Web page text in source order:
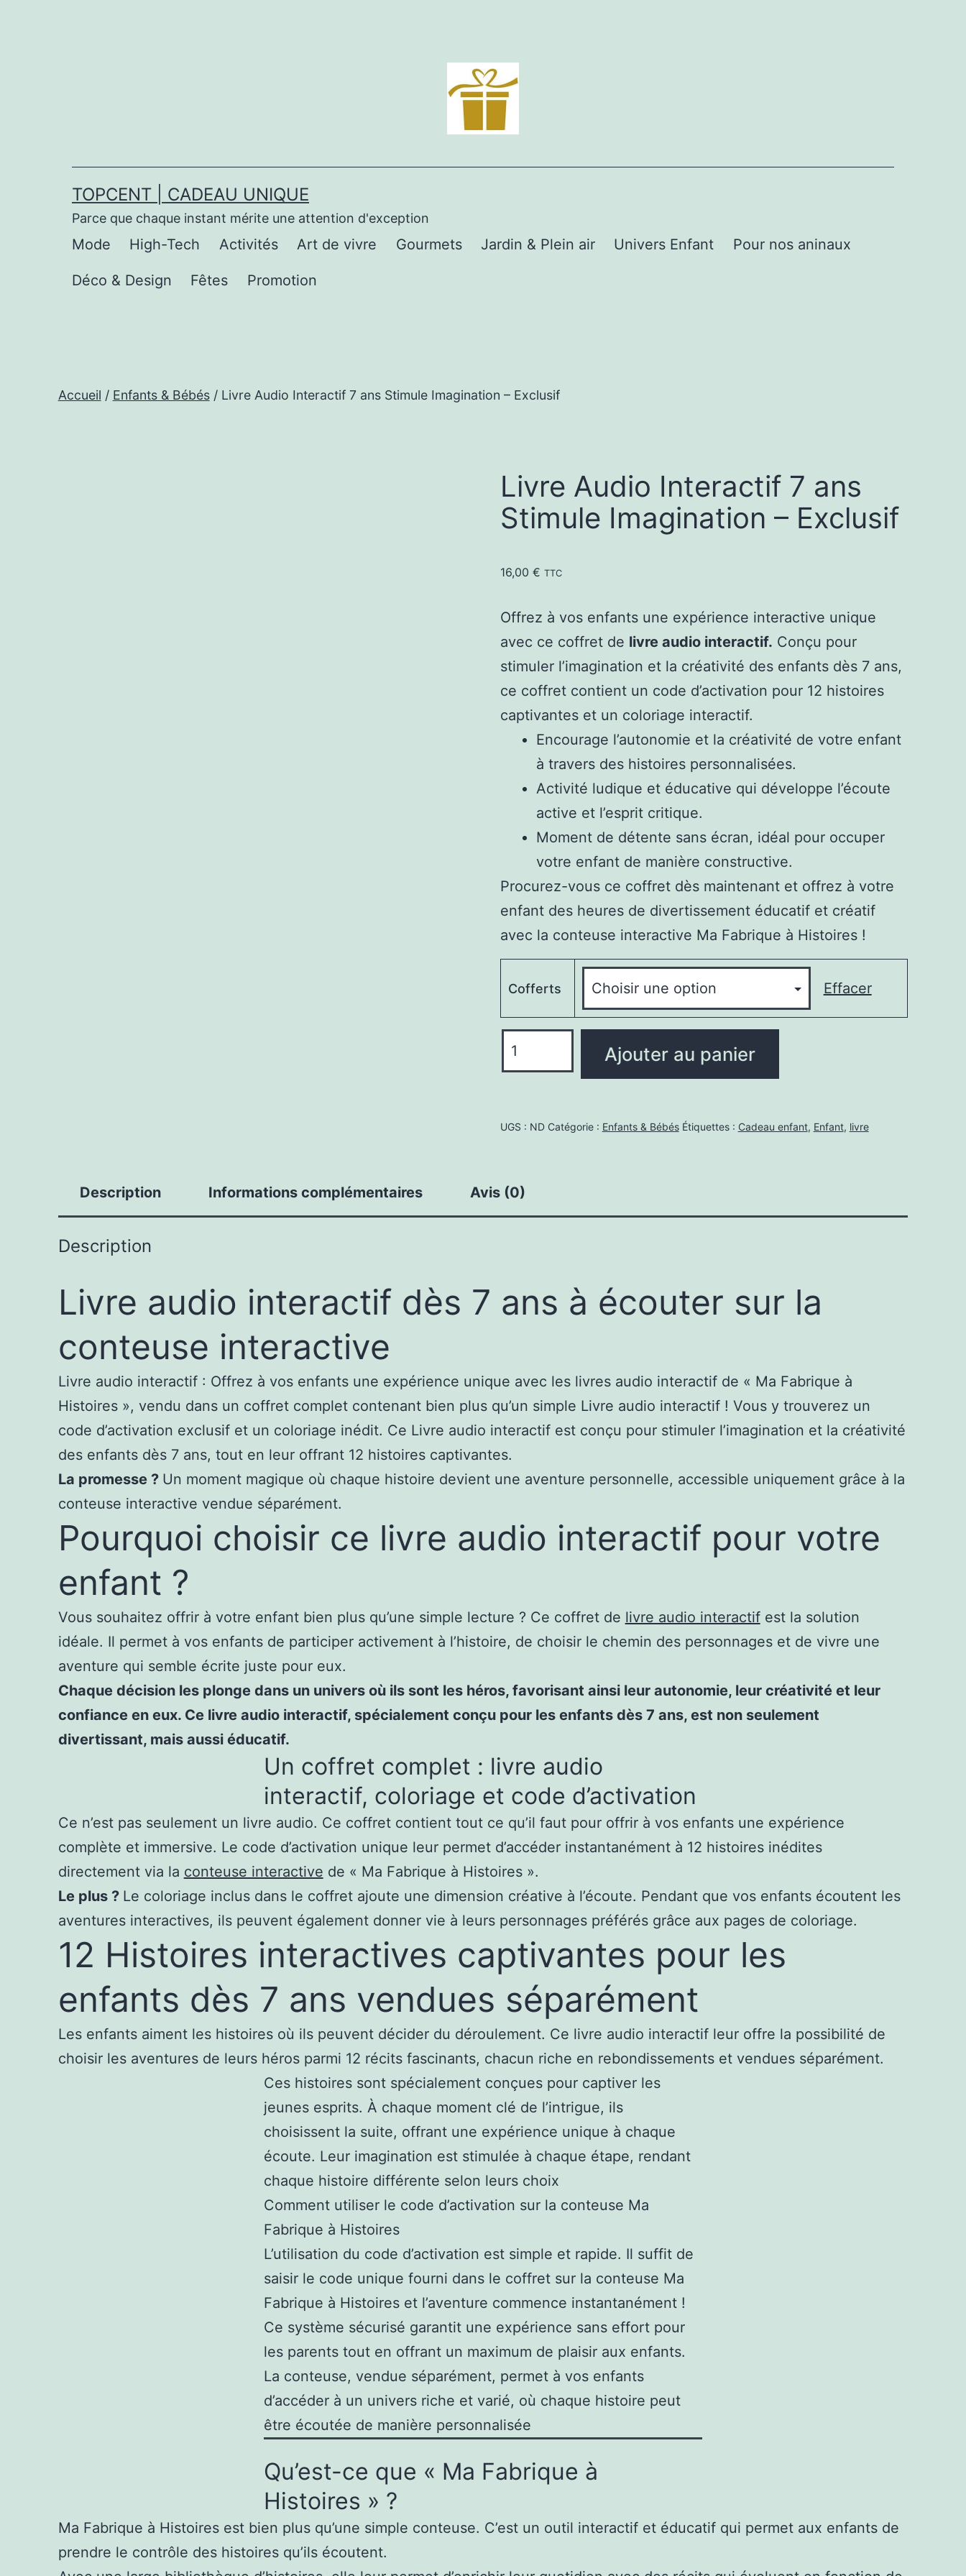
TOPCENT | CADEAU UNIQUE
Parce que chaque instant mérite une attention d'exception
Mode High-Tech Activités Art de vivre Gourmets Jardin & Plein air Univers Enfant Pour nos aninaux
Déco & Design Fêtes Promotion
Accueil / Enfants & Bébés/ Livre Audio Interactif 7 ans Stimule Imagination – Exclusif
Livre Audio Interactif 7 ans
Stimule Imagination – Exclusif
16,00 € TTC
Offrez à vos enfants une expérience interactive unique
avec ce coffret de livre audio interactif. Conçu pour
stimuler l’imagination et la créativité des enfants dès 7 ans,
ce coffret contient un code d’activation pour 12 histoires
captivantes et un coloriage interactif.
Encourage l’autonomie et la créativité de votre enfant
à travers des histoires personnalisées.
Activité ludique et éducative qui développe l’écoute
active et l’esprit critique.
Moment de détente sans écran, idéal pour occuper
votre enfant de manière constructive.
Procurez-vous ce coffret dès maintenant et offrez à votre
enfant des heures de divertissement éducatif et créatif
avec la conteuse interactive Ma Fabrique à Histoires !
Cofferts Effacer
de
Interactif
Stimule
Ajouter au panier
UGS : ND Catégorie : Enfants & Bébés Étiquettes : Cadeau enfant, Enfant, livre
Description Informations complémentaires Avis (0)
Description
Livre audio interactif dès 7 ans à écouter sur la
conteuse interactive
Livre audio interactif : Offrez à vos enfants une expérience unique avec les livres audio interactif de « Ma Fabrique à
Histoires », vendu dans un coffret complet contenant bien plus qu’un simple Livre audio interactif ! Vous y trouverez un
code d’activation exclusif et un coloriage inédit. Ce Livre audio interactif est conçu pour stimuler l’imagination et la créativité
des enfants dès 7 ans, tout en leur offrant 12 histoires captivantes.
La promesse ? Un moment magique où chaque histoire devient une aventure personnelle, accessible uniquement grâce à la
conteuse interactive vendue séparément.
Pourquoi choisir ce livre audio interactif pour votre
enfant ?
Vous souhaitez offrir à votre enfant bien plus qu’une simple lecture ? Ce coffret de livre audio interactifest la solution
idéale. Il permet à vos enfants de participer activement à l’histoire, de choisir le chemin des personnages et de vivre une
aventure qui semble écrite juste pour eux.
Chaque décision les plonge dans un univers où ils sont les héros, favorisant ainsi leur autonomie, leur créativité et leur
confiance en eux. Ce livre audio interactif, spécialement conçu pour les enfants dès 7 ans, est non seulement
divertissant, mais aussi éducatif.
Un coffret complet : livre audio
interactif, coloriage et code d’activation
Ce n’est pas seulement un livre audio. Ce coffret contient tout ce qu’il faut pour offrir à vos enfants une expérience
complète et immersive. Le code d’activation unique leur permet d’accéder instantanément à 12 histoires inédites
directement via la conteuse interactive de « Ma Fabrique à Histoires ».
Le plus ? Le coloriage inclus dans le coffret ajoute une dimension créative à l’écoute. Pendant que vos enfants écoutent les
aventures interactives, ils peuvent également donner vie à leurs personnages préférés grâce aux pages de coloriage.
12 Histoires interactives captivantes pour les
enfants dès 7 ans vendues séparément
Les enfants aiment les histoires où ils peuvent décider du déroulement. Ce livre audio interactif leur offre la possibilité de
choisir les aventures de leurs héros parmi 12 récits fascinants, chacun riche en rebondissements et vendues séparément.
Ces histoires sont spécialement conçues pour captiver les
jeunes esprits. À chaque moment clé de l’intrigue, ils
choisissent la suite, offrant une expérience unique à chaque
écoute. Leur imagination est stimulée à chaque étape, rendant
chaque histoire différente selon leurs choix
Comment utiliser le code d’activation sur la conteuse Ma
Fabrique à Histoires
L’utilisation du code d’activation est simple et rapide. Il suffit de
saisir le code unique fourni dans le coffret sur la conteuse Ma
Fabrique à Histoires et l’aventure commence instantanément !
Ce système sécurisé garantit une expérience sans effort pour
les parents tout en offrant un maximum de plaisir aux enfants.
La conteuse, vendue séparément, permet à vos enfants
d’accéder à un univers riche et varié, où chaque histoire peut
être écoutée de manière personnalisée
Qu’est-ce que « Ma Fabrique à
Histoires » ?
Ma Fabrique à Histoires est bien plus qu’une simple conteuse. C’est un outil interactif et éducatif qui permet aux enfants de
prendre le contrôle des histoires qu’ils écoutent.